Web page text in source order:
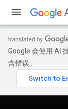
Google 会使用 AI
含错误。